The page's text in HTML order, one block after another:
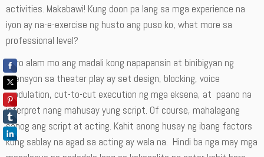
activities. Makabawi! Kung doon pa lang sa mga experience na
iyon ay na-e-exercise ng husto ang puso ko, what more sa
professional level?
Pero alam mo ang madali kong napapansin at binibigyan ng
atensyon sa theater play ay set design, blocking, voice
modulation, cut-to-cut execution ng mga eksena, at paano na
interpret nang mahusay yung script. Of course, mahalagang
sahog ang script at acting. Kahit anong husay ng ibang factors
kung sablay na agad sa acting ay wala na. Hindi ba nga may mga